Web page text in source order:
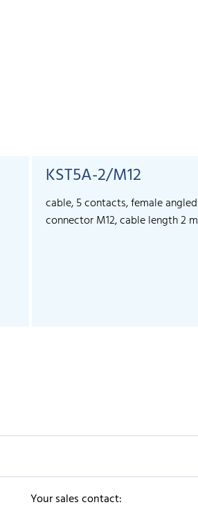
KST5A-2/M12
cable, 5 contacts, female angled
connector M12, cable length 2 m
Your sales contact: